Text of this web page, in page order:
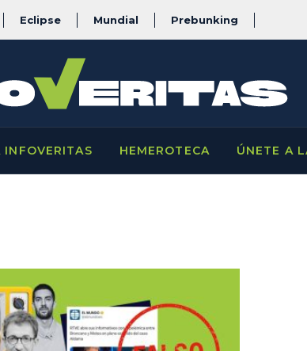
Eclipse Mundial Prebunking
INFOVERITAS HEMEROTECA ÚNETE A